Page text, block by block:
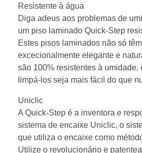
Resistente à água
Diga adeus aos problemas de
um piso laminado Quick-Step
Estes pisos laminados não só
excecionalmente elegante e
são 100% resistentes à umidade,
limpá-los seja mais fácil do que
Uniclic
A Quick-Step é a inventora e
sistema de encaixe Uniclic, o
que utiliza o encaixe como
Utilize o revolucionário e